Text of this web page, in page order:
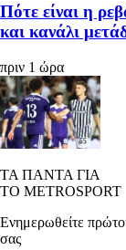
Πότε είναι η
και κανάλι
πριν 1 ώρα
ΤΑ ΠΑΝΤΑ ΓΙΑ
ΤΟ METROSPORT
Ενημερωθείτε
σας